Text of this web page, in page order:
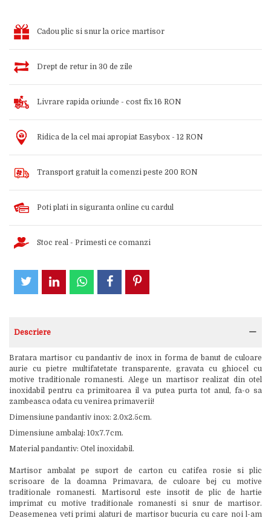
Cadou plic si snur la orice martisor
Drept de retur in 30 de zile
Livrare rapida oriunde - cost fix 16 RON
Ridica de la cel mai apropiat Easybox - 12 RON
Transport gratuit la comenzi peste 200 RON
Poti plati in siguranta online cu cardul
Stoc real - Primesti ce comanzi
Descriere
Bratara martisor cu pandantiv de inox in forma de banut de culoare
aurie cu pietre multifatetate transparente, gravata cu ghiocel cu
motive traditionale romanesti. Alege un martisor realizat din otel
inoxidabil pentru ca primitoarea il va putea purta tot anul, fa-o sa
zambeasca odata cu venirea primaverii!
Dimensiune pandantiv inox: 2.0x2.5cm.
Dimensiune ambalaj: 10x7.7cm.
Material pandantiv: Otel inoxidabil.
Martisor ambalat pe suport de carton cu catifea rosie si plic
scrisoare de la doamna Primavara, de culoare bej cu motive
traditionale romanesti. Martisorul este insotit de plic de hartie
imprimat cu motive traditionale romanesti si snur de martisor.
Deasemenea veti primi alaturi de martisor bucuria cu care noi l-am